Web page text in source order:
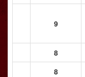
9
8
8